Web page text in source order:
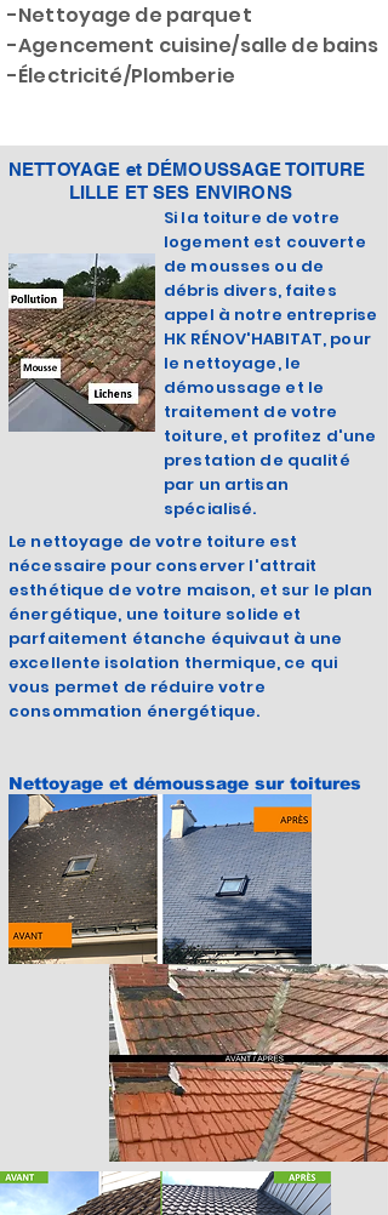
-Nettoyage de parquet
-Agencement cuisine/salle de bains
-Électricité/Plomberie
NETTOYAGE et DÉMOUSSAGE TOITURE
LILLE ET SES ENVIRONS
Si la toiture de votre
logement est couverte
de mousses ou de
débris divers, faites
appel à notre entreprise
HK RÉNOV'HABITAT, pour
le nettoyage, le
démoussage et le
traitement de votre
toiture, et profitez d'une
prestation de qualité
par un artisan
spécialisé.
Le nettoyage de votre toiture est
nécessaire pour conserver l'attrait
esthétique de votre maison, et sur le plan
énergétique, une toiture solide et
parfaitement étanche équivaut à une
excellente isolation thermique, ce qui
vous permet de réduire votre
consommation énergétique.
Nettoyage et démoussage sur toitures